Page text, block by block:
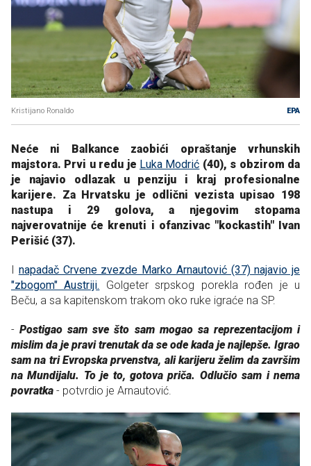
Kristijano Ronaldo EPA
Neće ni Balkance zaobići opraštanje vrhunskih
majstora. Prvi u redu je Luka Modrić (40), s obzirom da
je najavio odlazak u penziju i kraj profesionalne
karijere. Za Hrvatsku je odlični vezista upisao 198
nastupa i 29 golova, a njegovim stopama
najverovatnije će krenuti i ofanzivac "kockastih" Ivan
Perišić (37).
I napadač Crvene zvezde Marko Arnautović (37) najavio je
"zbogom" Austriji. Golgeter srpskog porekla rođen je u
Beču, a sa kapitenskom trakom oko ruke igraće na SP.
-Postigao sam sve što sam mogao sa reprezentacijom i
mislim da je pravi trenutak da se ode kada je najlepše. Igrao
sam na tri Evropska prvenstva, ali karijeru želim da završim
na Mundijalu. To je to, gotova priča. Odlučio sam i nema
povratka - potvrdio je Arnautović.